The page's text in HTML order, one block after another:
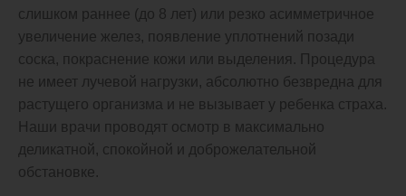
слишком раннее (до 8 лет) или резко асимметричное
увеличение желез, появление уплотнений позади
соска, покраснение кожи или выделения. Процедура
не имеет лучевой нагрузки, абсолютно безвредна для
растущего организма и не вызывает у ребенка страха.
Наши врачи проводят осмотр в максимально
деликатной, спокойной и доброжелательной
обстановке.